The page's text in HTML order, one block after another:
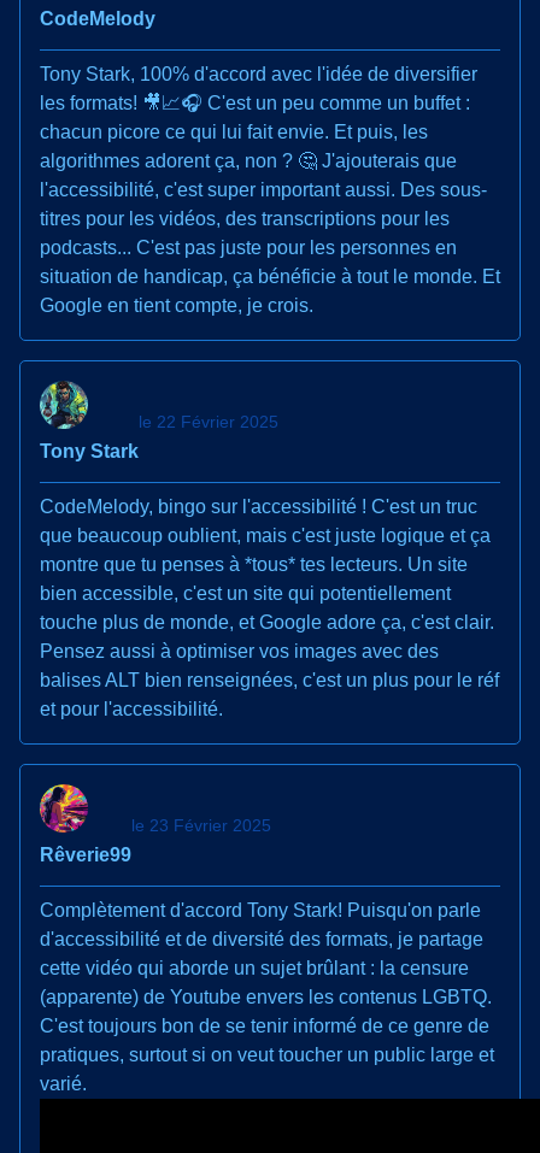
CodeMelody
Tony Stark, 100% d'accord avec l'idée de diversifier
les formats! 🎥📈🎧 C'est un peu comme un buffet :
chacun picore ce qui lui fait envie. Et puis, les
algorithmes adorent ça, non ? 🤔 J'ajouterais que
l'accessibilité, c'est super important aussi. Des sous-
titres pour les vidéos, des transcriptions pour les
podcasts... C'est pas juste pour les personnes en
situation de handicap, ça bénéficie à tout le monde. Et
Google en tient compte, je crois.
Tony Stark
le 22 Février 2025
CodeMelody, bingo sur l'accessibilité ! C'est un truc
que beaucoup oublient, mais c'est juste logique et ça
montre que tu penses à *tous* tes lecteurs. Un site
bien accessible, c'est un site qui potentiellement
touche plus de monde, et Google adore ça, c'est clair.
Pensez aussi à optimiser vos images avec des
balises ALT bien renseignées, c'est un plus pour le réf
et pour l'accessibilité.
Rêverie99
le 23 Février 2025
Complètement d'accord Tony Stark! Puisqu'on parle
d'accessibilité et de diversité des formats, je partage
cette vidéo qui aborde un sujet brûlant : la censure
(apparente) de Youtube envers les contenus LGBTQ.
C'est toujours bon de se tenir informé de ce genre de
pratiques, surtout si on veut toucher un public large et
varié.